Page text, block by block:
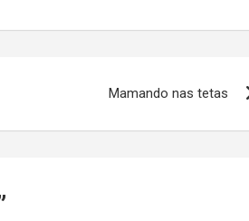
Mamando nas tetas